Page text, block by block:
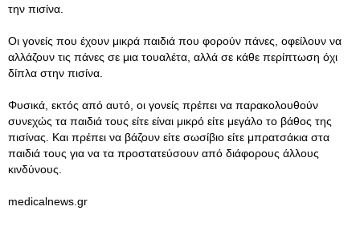
την πισίνα.
Οι γονείς που έχουν μικρά παιδιά που φορούν πάνες, οφείλουν να
αλλάζουν τις πάνες σε μια τουαλέτα, αλλά σε κάθε περίπτωση όχι
δίπλα στην πισίνα.
Φυσικά, εκτός από αυτό, οι γονείς πρέπει να παρακολουθούν
συνεχώς τα παιδιά τους είτε είναι μικρό είτε μεγάλο το βάθος της
πισίνας. Και πρέπει να βάζουν είτε σωσίβιο είτε μπρατσάκια στα
παιδιά τους για να τα προστατεύσουν από διάφορους άλλους
κινδύνους.
medicalnews.gr